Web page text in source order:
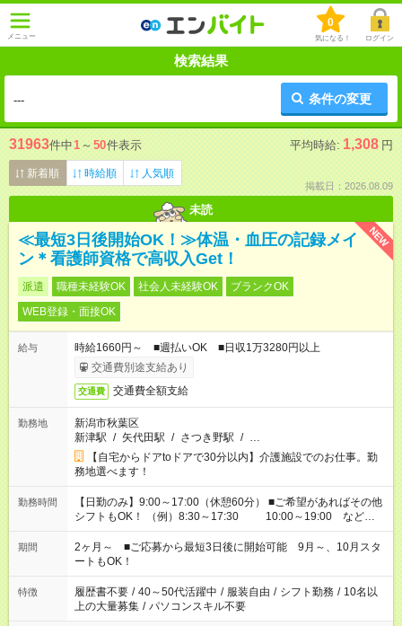
メニュー
0
気になる！ ログイン
検索結果
--- 条件の変更
31963件中1 ～ 50件表示 平均時給: 1,308 円
新着順 時給順 人気順
掲載日：2026.08.09
未読
NEW
≪最短3日後開始OK！≫体温・血圧の記録メイ
ン＊看護師資格で高収入Get！
派遣 職種未経験OK 社会人未経験OK
ブランクOK
WEB登録・面接OK
給与
時給1660円～ ■週払いOK ■日収1万3280円以上
交通費別途支給あり
交通費 交通費全額支給
勤務地
新潟市秋葉区
新津駅 / 矢代田駅 / さつき野駅 / …
【自宅からドアtoドアで30分以内】介護施設でのお仕事。勤
務地選べます！
勤務時間
【日勤のみ】9:00～17:00（休憩60分） ■ご希望があればその他
シフトもOK！ （例）8:30～17:30 10:00～19:00 など
「家族とお休みを合わせたい」 「できれば残業はしたくない」
など、あなたのご希望に沿ったお仕事をご紹介します！ ※Wワ
ーク希望の方へ 今ご覧のお仕事で希望する勤務時間と、もう1つ
のお仕事の勤務時間。 合計で週40時間を超える場合は応募でき
ません
期間
2ヶ月～ ■ご応募から最短3日後に開始可能 9月～、10月スタ
ートもOK！
特徴 履歴書不要 / 40～50代活躍中 / 服装自由 / シフト勤務 / 10名以
上の大量募集 / パソコンスキル不要